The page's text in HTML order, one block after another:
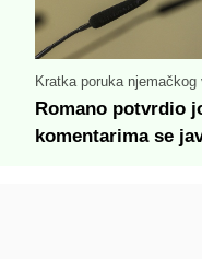
Kratka poruka njemačkog
Romano potvrdio
komentarima se